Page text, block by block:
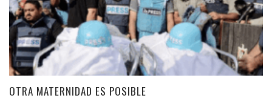
OTRA MATERNIDAD ES POSIBLE